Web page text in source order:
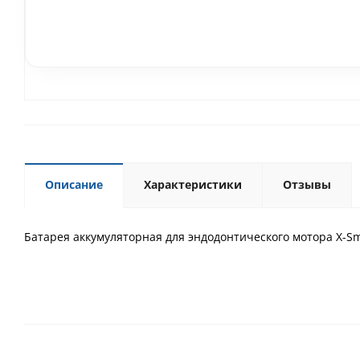
Описание Характеристики Отзывы
Батарея аккумуляторная для эндодонтического мотора X-